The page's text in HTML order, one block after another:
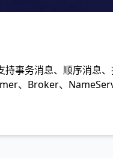
事务消息、顺序消息
、Broker、